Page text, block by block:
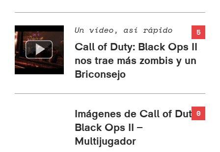
5
Un vídeo, así rápido
Call of Duty: Black Ops II
nos trae más zombis y un
Briconsejo
0
Imágenes de Call of Duty:
Black Ops II –
Multijugador